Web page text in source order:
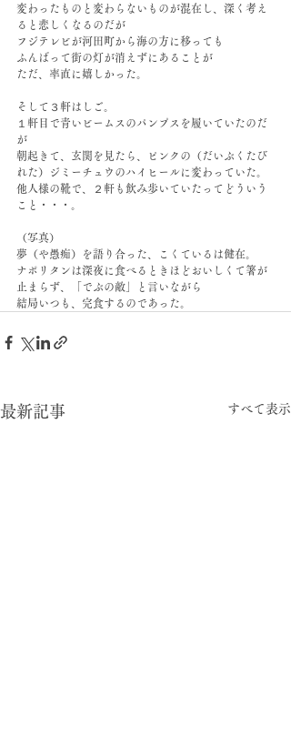
変わったものと変わらないものが混在し、深く考え
ると悲しくなるのだが
フジテレビが河田町から海の方に移っても
ふんばって街の灯が消えずにあることが
ただ、率直に嬉しかった。
そして３軒はしご。
１軒目で青いビームスのパンプスを履いていたのだ
が
朝起きて、玄関を見たら、ピンクの（だいぶくたび
れた）ジミーチュウのハイヒールに変わっていた。
他人様の靴で、２軒も飲み歩いていたってどういう
こと・・・。
（写真）
夢（や愚痴）を語り合った、こくているは健在。
ナポリタンは深夜に食べるときほどおいしくて箸が
止まらず、「でぶの敵」と言いながら
結局いつも、完食するのであった。
最新記事 すべて表示